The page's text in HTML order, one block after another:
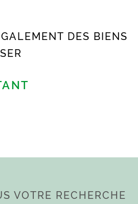
DES BIENS
VOTRE RECHERCHE